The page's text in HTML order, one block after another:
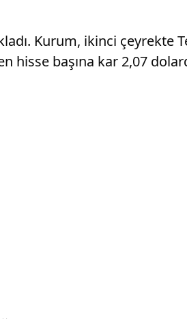
Kurum, ikinci çeyrekte
hisse başına kar 2,07